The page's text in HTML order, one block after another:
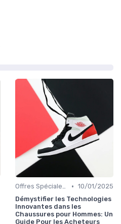
Offres Spéciales et Promotions • 10/01/2025
Démystifier les Technologies
Innovantes dans les
Chaussures pour Hommes: Un
Guide Pour les Acheteurs